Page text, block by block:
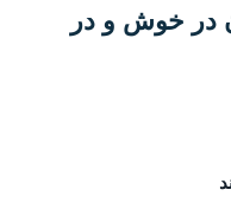
در خوش و در